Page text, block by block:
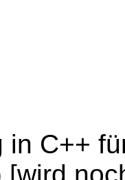
in C++